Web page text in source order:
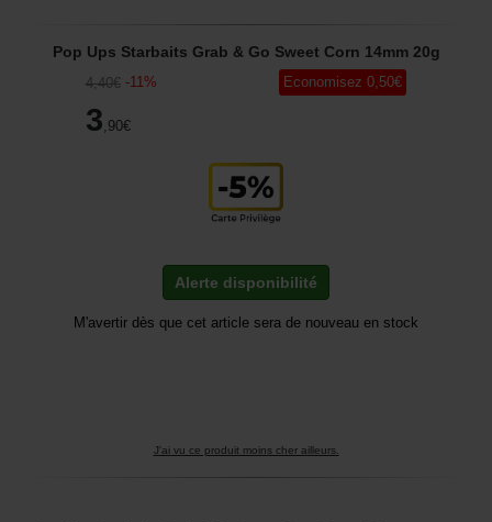
Pop Ups Starbaits Grab & Go Sweet Corn 14mm 20g
4 ,40€ -11%
3,90€
Economisez 0,50€
Alerte disponibilité
M'avertir dès que cet article sera de nouveau en stock
J'ai vu ce produit moins cher ailleurs.